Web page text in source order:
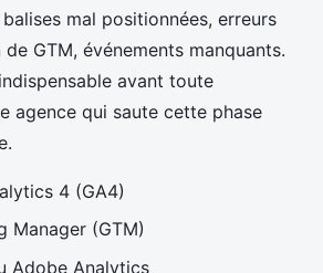
mal positionnées, erreurs
GTM, événements manquants.
avant toute
agence qui saute cette phase
4 (GA4)
Manager (GTM)
Adobe Analytics